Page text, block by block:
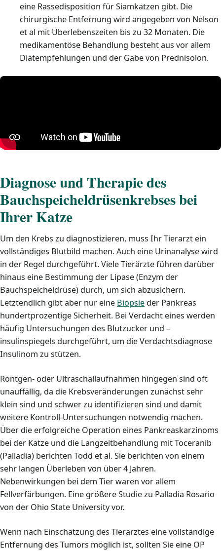
eine Rassedisposition für Siamkatzen gibt. Die
chirurgische Entfernung wird angegeben von Nelson
et al mit Überlebenszeiten bis zu 32 Monaten. Die
medikamentöse Behandlung besteht aus vor allem
Diätempfehlungen und der Gabe von Prednisolon.
Diagnose und Therapie des
Bauchspeicheldrüsenkrebses bei
Ihrer Katze
Um den Krebs zu diagnostizieren, muss Ihr Tierarzt ein
vollständiges Blutbild machen. Auch eine Urinanalyse wird
in der Regel durchgeführt. Viele Tierärzte führen darüber
hinaus eine Bestimmung der Lipase (Enzym der
Bauchspeicheldrüse) durch, um sich abzusichern.
Letztendlich gibt aber nur eine Biopsie der Pankreas
hundertprozentige Sicherheit. Bei Verdacht eines werden
häufig Untersuchungen des Blutzucker und –
insulinspiegels durchgeführt, um die Verdachtsdiagnose
Insulinom zu stützen.
Röntgen- oder Ultraschallaufnahmen hingegen sind oft
unauffällig, da die Krebsveränderungen zunächst sehr
klein sind und schwer zu identifizieren sind und damit
weitere Kontroll-Untersuchungen notwendig machen.
Über die erfolgreiche Operation eines Pankreaskarzinoms
bei der Katze und die Langzeitbehandlung mit Toceranib
(Palladia) berichten Todd et al. Sie berichten von einem
sehr langen Überleben von über 4 Jahren.
Nebenwirkungen bei dem Tier waren vor allem
Fellverfärbungen. Eine größere Studie zu Palladia Rosario
von der Ohio State University vor.
Wenn nach Einschätzung des Tierarztes eine vollständige
Entfernung des Tumors möglich ist, sollten Sie eine OP